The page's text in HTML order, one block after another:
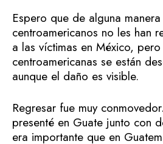
Espero que de alguna
centroamericanos no les han
a las víctimas en México,
centroamericanas se están
aunque el daño es visible.
Regresar fue muy
presenté en Guate junto con
era importante que en